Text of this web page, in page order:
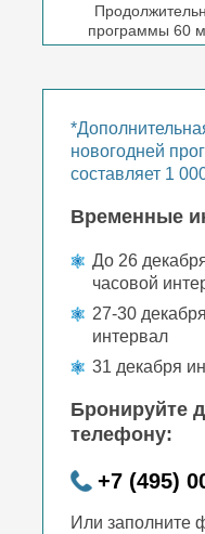
программы 60
новогодней
составляет 1
Временные
До 26
часовой
27-30
интервал
31 декабря
Бронируйте
телефону:
+7 (495)
Или заполните